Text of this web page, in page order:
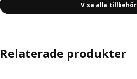
Visa alla tillbehör
Relaterade produkter